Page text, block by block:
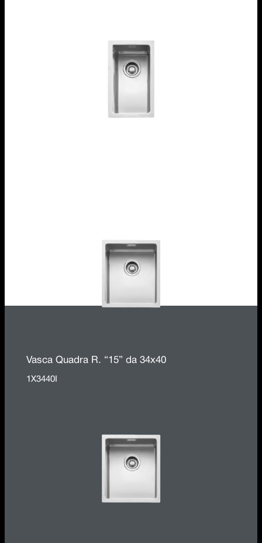
Vasca Quadra R. “15” da 34x40
1X3440I